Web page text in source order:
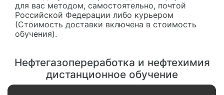
для вас методом, самостоятельно, почтой
Российской Федерации либо курьером
(Стоимость доставки включена в стоимость
обучения).
Нефтегазопереработка и нефтехимия
дистанционное обучение